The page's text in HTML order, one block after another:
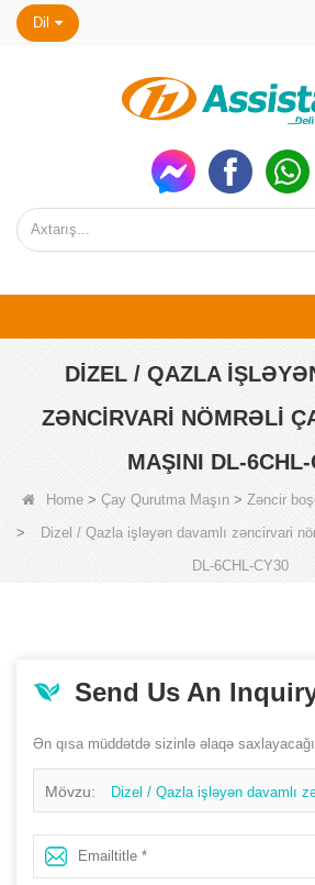
Dil
DIZEL / QAZLA
ZƏNCIRVARI NÖMRƏLI
MAŞINI DL-6CHL-
Home> Çay Qurutma Maşın> Zəncir
>
Dizel / Qazla işləyən davamlı zəncirvari
DL-6CHL-CY30
Send Us An
Ən qısa müddətdə sizinlə əlaqə
Mövzu: Dizel / Qazla işləyən davamlı
qurutma maşını DL-6CHL-CY30